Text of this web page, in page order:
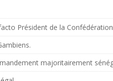
Président de la
majoritairement